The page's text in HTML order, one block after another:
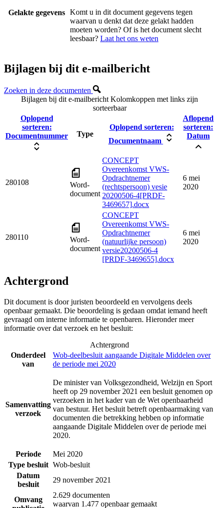
Gelakte gegevens Komt u in dit document gegevens tegen
waarvan u denkt dat deze gelakt hadden
moeten worden? Of is het document slecht
leesbaar? Laat het ons weten
Bijlagen bij dit e-mailbericht
Zoeken in deze documenten
Bijlagen bij dit e-mailbericht Kolomkoppen met links zijn
sorteerbaar
Oplopend
sorteren:
Documentnummer
Type
Oplopend sorteren:
Documentnaam
Aflopend
sorteren:
Datum
280108
Word-
document
CONCEPT
Overeenkomst VWS-
Opdrachtnemer
(rechtspersoon) vesie
20200506-4[PRDF-
3469657].docx
6 mei
2020
280110
Word-
document
CONCEPT
Overeenkomst VWS-
Opdrachtnemer
(natuurlijke persoon)
versie20200506-4
[PRDF-3469655].docx
6 mei
2020
Achtergrond
Dit document is door juristen beoordeeld en vervolgens deels
openbaar gemaakt. Die beoordeling is gedaan omdat iemand heeft
gevraagd om interne informatie te openbaren. Hieronder meer
informatie over dat verzoek en het besluit:
Achtergrond
Onderdeel
van
Wob-deelbesluit aangaande Digitale Middelen over
de periode mei 2020
Samenvatting
verzoek
De minister van Volksgezondheid, Welzijn en Sport
heeft op 29 november 2021 een besluit genomen op
verzoeken in het kader van de Wet openbaarheid
van bestuur. Het besluit betreft openbaarmaking van
documenten die betrekking hebben op informatie
aangaande Digitale Middelen over de periode mei
2020.
Periode
Mei 2020
Type besluit Wob-besluit
Datum
besluit
29 november 2021
Omvang
2.629 documenten
waarvan 1.477 openbaar gemaakt